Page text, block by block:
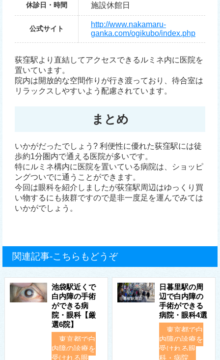
休診日・時間 施設休館日
公式サイト
http://www.nakamaru-
ganka.com/ogikubo/index.php
荻窪駅より直結してアクセスできるルミネ内に医院を
置いています。
院内は開放的な空間作りが行き渡っており、待合室は
リラックスしやすいよう配慮されています。
まとめ
いかがだったでしょう? 利便性に優れた荻窪駅には徒
歩約1分圏内で通える医院が多いです。
特にルミネ構内に医院を置いている病院は、ショッピ
ングついでに通うことができます。
今回は眼科を紹介しましたが荻窪駅周辺はゆっくり買
い物するにも抜群ですので是非一度足を運んでみては
いかがでしょう。
関連記事-こちらもどうぞ
池袋駅近くで
白内障の手術
ができる病
院・眼科【厳
選6院】
東京都で白
内障の診療を
受けれる眼
日暮里駅の周
辺で白内障の
手術ができる
病院・眼科4選
東京都で白
内障の診療を
受けれる眼
科・病院